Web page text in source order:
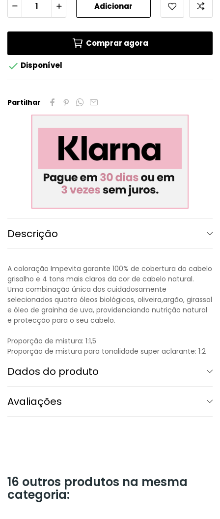
Adicionar
Comprar agora
 Disponível
Partilhar
Descrição
A coloração Impevita garante 100% de cobertura do cabelo
grisalho e 4 tons mais claros da cor de cabelo natural.
Uma combinação única dos cuidadosamente
selecionados quatro óleos biológicos, oliveira,argão, girassol
e óleo de grainha de uva, providenciando nutrição natural
e protecção para o seu cabelo.
Proporção de mistura: 1:1,5
Proporção de mistura para tonalidade super aclarante: 1:2
Dados do produto
Avaliações
16 outros produtos na mesma
categoria: